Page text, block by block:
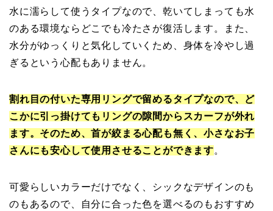
水に濡らして使うタイプなので、乾いてしまっても水
のある環境ならどこでも冷たさが復活します。また、
水分がゆっくりと気化していくため、身体を冷やし過
ぎるという心配もありません。
割れ目の付いた専用リングで留めるタイプなので、ど
こかに引っ掛けてもリングの隙間からスカーフが外れ
ます。そのため、首が絞まる心配も無く、小さなお子
さんにも安心して使用させることができます。
可愛らしいカラーだけでなく、シックなデザインのも
のもあるので、自分に合った色を選べるのもおすすめ